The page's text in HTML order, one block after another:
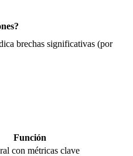
brechas significativas (por
Función
con métricas clave